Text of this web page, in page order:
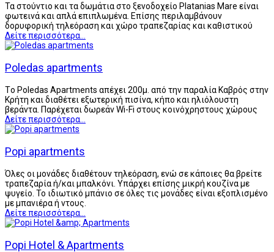
Τα στούντιο και τα δωμάτια στο ξενοδοχείο Platanias Mare είναι
φωτεινά και απλά επιπλωμένα. Επίσης περιλαμβάνουν
δορυφορική τηλεόραση και χώρο τραπεζαρίας και καθιστικού
Δείτε περισσότερα...
Poledas apartments
Tο Poledas Apartments απέχει 200μ. από την παραλία Καβρός στην
Κρήτη και διαθέτει εξωτερική πισίνα, κήπο και ηλιόλουστη
βεράντα. Παρέχεται δωρεάν Wi-Fi στους κοινόχρηστους χώρους
Δείτε περισσότερα...
Popi apartments
Όλες οι μονάδες διαθέτουν τηλεόραση, ενώ σε κάποιες θα βρείτε
τραπεζαρία ή/και μπαλκόνι. Υπάρχει επίσης μικρή κουζίνα με
ψυγείο. Το ιδιωτικό μπάνιο σε όλες τις μονάδες είναι εξοπλισμένο
με μπανιέρα ή ντους.
Δείτε περισσότερα...
Popi Hotel & Apartments